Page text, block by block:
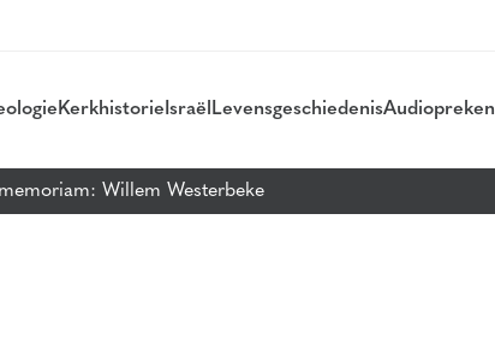
Kerkhistorie Israël LevensgeschiedenisAudiopreken
Willem Westerbeke